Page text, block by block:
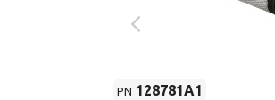
PN 128781A1